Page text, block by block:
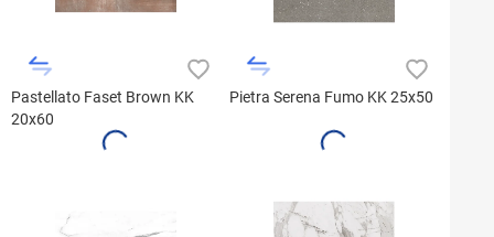
Pastellato Faset Brown KK
20x60
Pietra Serena Fumo KK 25x50